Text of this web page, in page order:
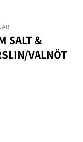
SALT &
VALNÖT